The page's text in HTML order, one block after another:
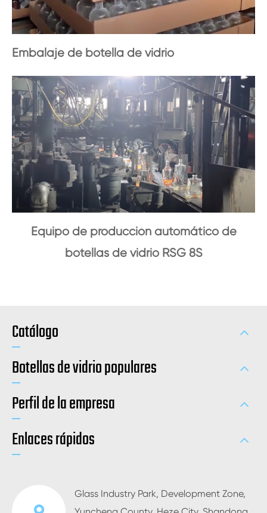
Embalaje de botella de vidrio
Equipo de producción automático de
botellas de vidrio RSG 8S
Catálogo
Botellas de vidrio populares
Perfil de la empresa
Enlaces rápidos
Glass Industry Park, Development Zone,